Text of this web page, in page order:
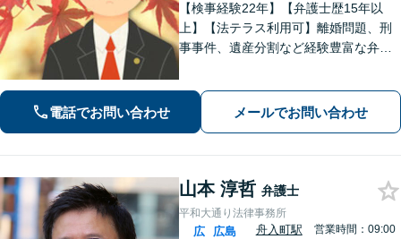
【検事経験22年】【弁護士歴15年以
上】【法テラス利用可】離婚問題、刑
事事件、遺産分割など経験豊富な弁護
手方と粘り強く交渉します。【子連れ
相談可】【中電前電停から徒歩1分】
電話でお問い合わせ メールでお問い合わせ
山本 淳哲 弁護士
平和大通り法律事務所
広
広島
舟入町駅
営業時間：09:00